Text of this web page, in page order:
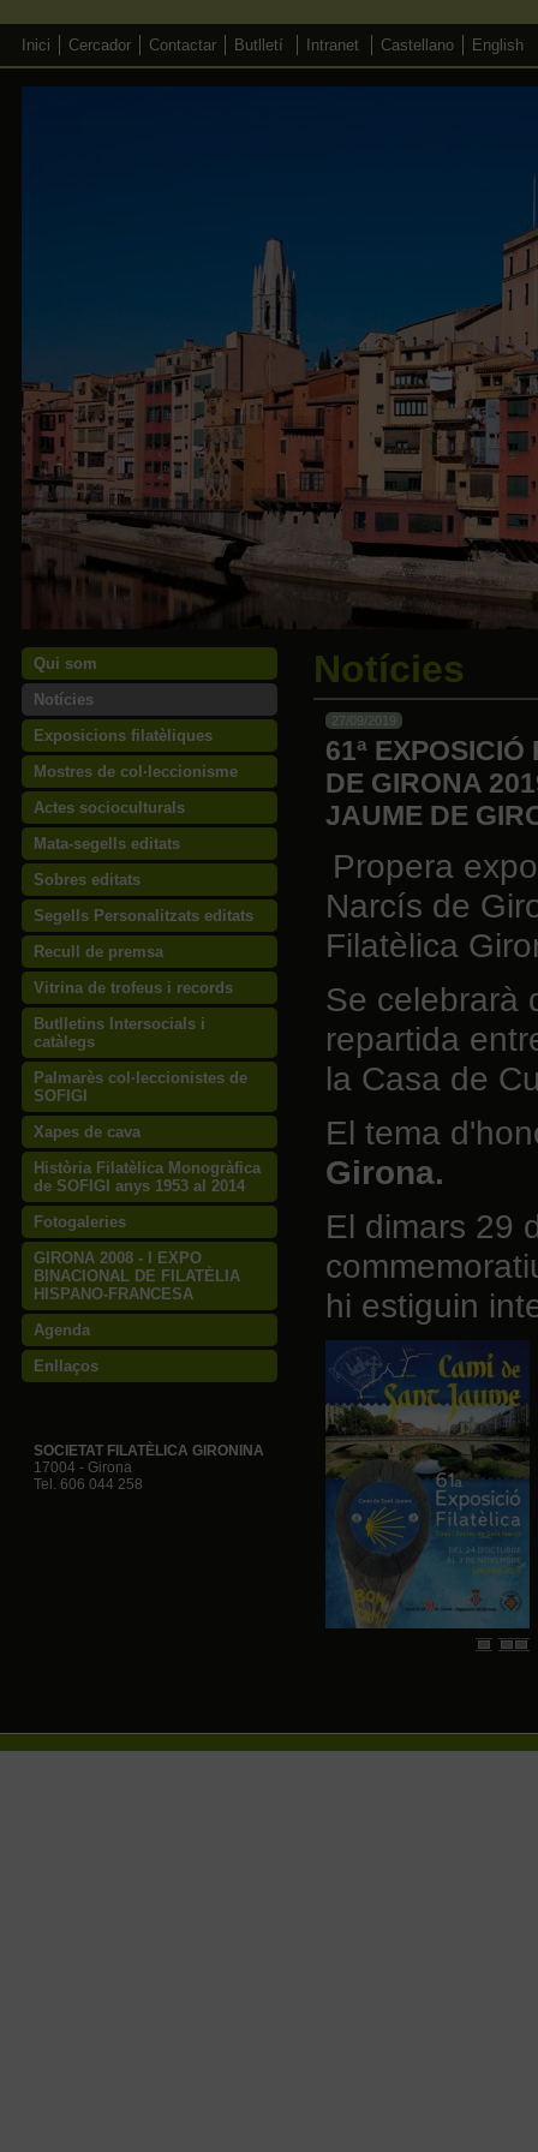
Inici Cercador Contactar Butlletí Intranet Castellano English
Qui som
Notícies
Exposicions filatèliques
Mostres de col·leccionisme
Actes socioculturals
Mata-segells editats
Sobres editats
Segells Personalitzats editats
Recull de premsa
Vitrina de trofeus i records
Butlletins Intersocials i
catàlegs
Palmarès col·leccionistes de
SOFIGI
Xapes de cava
Història Filatèlica Monogràfica
de SOFIGI anys 1953 al 2014
Fotogaleries
GIRONA 2008 - I EXPO
BINACIONAL DE FILATÈLIA
HISPANO-FRANCESA
Agenda
Enllaços
SOCIETAT FILATÈLICA GIRONINA
17004 - Girona
Tel. 606 044 258
Notícies
27/09/2019
61ª
DE GIRONA
JAUME DE
Propera
Narcís de
Filatèlica
Se celebrarà
repartida
la Casa de
El tema
Girona.
El dimars 29
hi estiguin